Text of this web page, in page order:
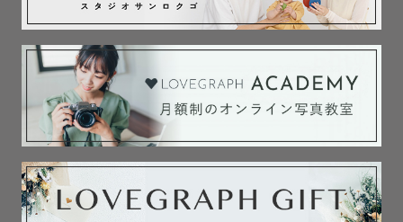
特別な瞬間から当たり前に過ぎていく日常まで、
撮影が始まる前から終わってからもワクワク感が続く様、
心がけております。
みなさまともそんな関係が続くよう心を込めて。
お会いできる日を楽しみにしております☺️